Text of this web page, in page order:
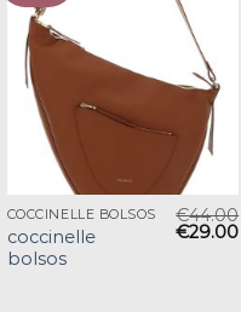
COCCINELLE BOLSOS
coccinelle
bolsos
€44.00
€29.00